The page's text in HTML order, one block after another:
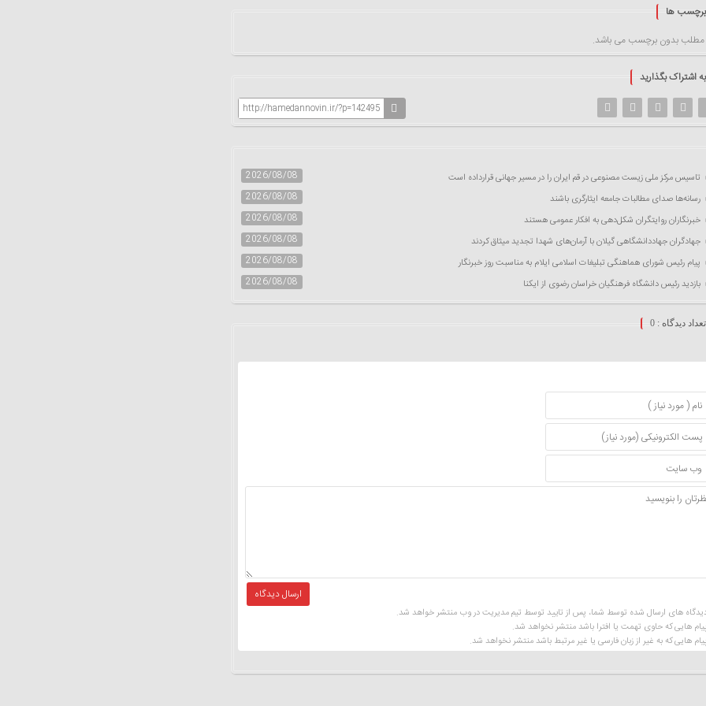
برچسب ها
مطلب بدون برچسب می باشد.
به اشتراک بگذارید
http://hamedannovin.ir/?p=142495
تاسیس مرکز ملی زیست مصنوعی در قم ایران را در مسیر جهانی قرارداده است
2026/08/08
رسانه‌ها صدای مطالبات جامعه ایثارگری باشند
2026/08/08
خبرنگاران روایتگران شکل‌دهی به افکار عمومی هستند
2026/08/08
جهادگران جهاددانشگاهی گیلان با آرمان‌های شهدا تجدید میثاق کردند
2026/08/08
پیام رئیس شورای هماهنگی تبلیغات اسلامی ایلام به مناسبت روز خبرنگار
2026/08/08
بازدید رئیس دانشگاه فرهنگیان خراسان رضوی از ایکنا
2026/08/08
تعداد دیدگاه : 0
های ارسال شده توسط شما، پس از تایید توسط تیم مدیریت در وب منتشر خواهد شد.
هایی که حاوی تهمت یا افترا باشد منتشر نخواهد شد.
هایی که به غیر از زبان فارسی یا غیر مرتبط باشد منتشر نخواهد شد.